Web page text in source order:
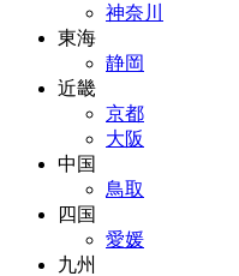
神奈川
東海
静岡
近畿
京都
大阪
中国
鳥取
四国
愛媛
九州